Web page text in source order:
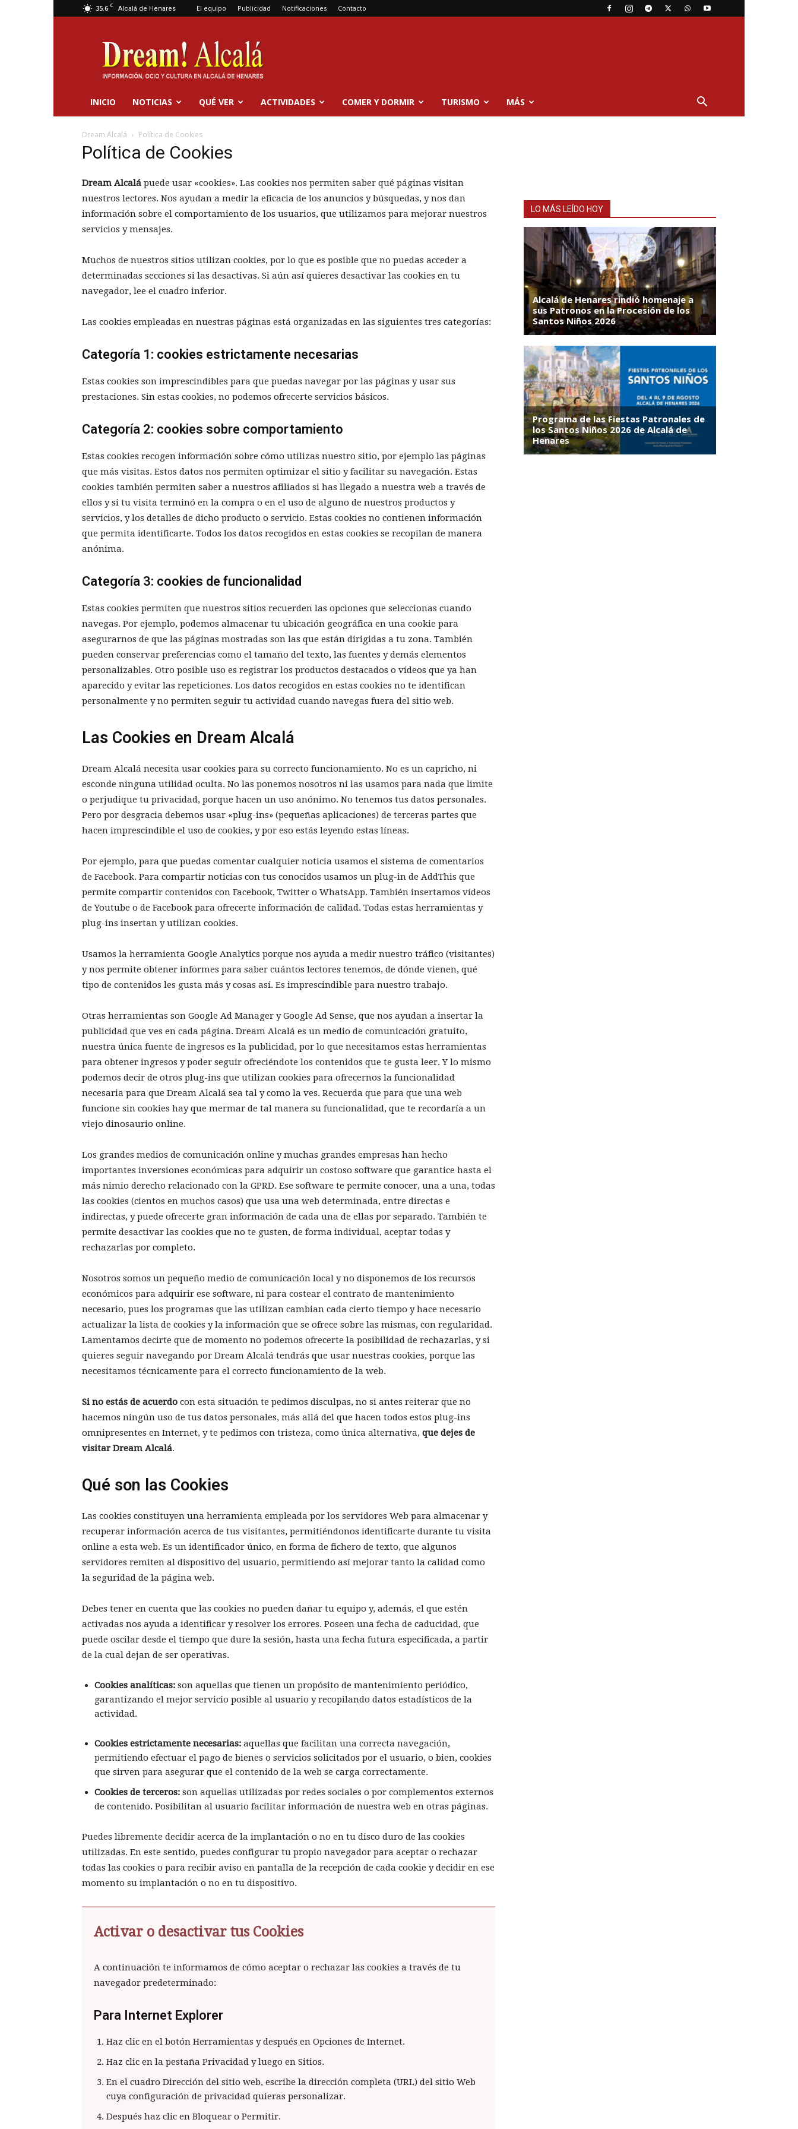
35.6 C Alcalá de Henares El equipo Publicidad Notificaciones Contacto
Dream
Alcalá
INICIO NOTICIAS QUÉ VER ACTIVIDADES COMER Y DORMIR TURISMO MÁS
Dream Alcalá Política de Cookies
Política de Cookies
Dream Alcalá puede usar «cookies». Las cookies nos permiten saber qué páginas visitan
nuestros lectores. Nos ayudan a medir la eficacia de los anuncios y búsquedas, y nos dan
información sobre el comportamiento de los usuarios, que utilizamos para mejorar nuestros
servicios y mensajes.
Muchos de nuestros sitios utilizan cookies, por lo que es posible que no puedas acceder a
determinadas secciones si las desactivas. Si aún así quieres desactivar las cookies en tu
navegador, lee el cuadro inferior.
Las cookies empleadas en nuestras páginas está organizadas en las siguientes tres categorías:
Categoría 1: cookies estrictamente necesarias
Estas cookies son imprescindibles para que puedas navegar por las páginas y usar sus
prestaciones. Sin estas cookies, no podemos ofrecerte servicios básicos.
Categoría 2: cookies sobre comportamiento
Estas cookies recogen información sobre cómo utilizas nuestro sitio, por ejemplo las páginas
que más visitas. Estos datos nos permiten optimizar el sitio y facilitar su navegación. Estas
cookies también permiten saber a nuestros afiliados si has llegado a nuestra web a través de
ellos y si tu visita terminó en la compra o en el uso de alguno de nuestros productos y
servicios, y los detalles de dicho producto o servicio. Estas cookies no contienen información
que permita identificarte. Todos los datos recogidos en estas cookies se recopilan de manera
anónima.
Categoría 3: cookies de funcionalidad
Estas cookies permiten que nuestros sitios recuerden las opciones que seleccionas cuando
navegas. Por ejemplo, podemos almacenar tu ubicación geográfica en una cookie para
asegurarnos de que las páginas mostradas son las que están dirigidas a tu zona. También
pueden conservar preferencias como el tamaño del texto, las fuentes y demás elementos
personalizables. Otro posible uso es registrar los productos destacados o vídeos que ya han
aparecido y evitar las repeticiones. Los datos recogidos en estas cookies no te identifican
personalmente y no permiten seguir tu actividad cuando navegas fuera del sitio web.
Las Cookies en Dream Alcalá
Dream Alcalá necesita usar cookies para su correcto funcionamiento. No es un capricho, ni
esconde ninguna utilidad oculta. No las ponemos nosotros ni las usamos para nada que limite
o perjudique tu privacidad, porque hacen un uso anónimo. No tenemos tus datos personales.
Pero por desgracia debemos usar «plug-ins» (pequeñas aplicaciones) de terceras partes que
hacen imprescindible el uso de cookies, y por eso estás leyendo estas líneas.
Por ejemplo, para que puedas comentar cualquier noticia usamos el sistema de comentarios
de Facebook. Para compartir noticias con tus conocidos usamos un plug-in de AddThis que
permite compartir contenidos con Facebook, Twitter o WhatsApp. También insertamos vídeos
de Youtube o de Facebook para ofrecerte información de calidad. Todas estas herramientas y
plug-ins insertan y utilizan cookies.
Usamos la herramienta Google Analytics porque nos ayuda a medir nuestro tráfico (visitantes)
y nos permite obtener informes para saber cuántos lectores tenemos, de dónde vienen, qué
tipo de contenidos les gusta más y cosas así. Es imprescindible para nuestro trabajo.
Otras herramientas son Google Ad Manager y Google Ad Sense, que nos ayudan a insertar la
publicidad que ves en cada página. Dream Alcalá es un medio de comunicación gratuito,
nuestra única fuente de ingresos es la publicidad, por lo que necesitamos estas herramientas
para obtener ingresos y poder seguir ofreciéndote los contenidos que te gusta leer. Y lo mismo
podemos decir de otros plug-ins que utilizan cookies para ofrecernos la funcionalidad
necesaria para que Dream Alcalá sea tal y como la ves. Recuerda que para que una web
funcione sin cookies hay que mermar de tal manera su funcionalidad, que te recordaría a un
viejo dinosaurio online.
Los grandes medios de comunicación online y muchas grandes empresas han hecho
importantes inversiones económicas para adquirir un costoso software que garantice hasta el
más nimio derecho relacionado con la GPRD. Ese software te permite conocer, una a una, todas
las cookies (cientos en muchos casos) que usa una web determinada, entre directas e
indirectas, y puede ofrecerte gran información de cada una de ellas por separado. También te
permite desactivar las cookies que no te gusten, de forma individual, aceptar todas y
rechazarlas por completo.
Nosotros somos un pequeño medio de comunicación local y no disponemos de los recursos
económicos para adquirir ese software, ni para costear el contrato de mantenimiento
necesario, pues los programas que las utilizan cambian cada cierto tiempo y hace necesario
actualizar la lista de cookies y la información que se ofrece sobre las mismas, con regularidad.
Lamentamos decirte que de momento no podemos ofrecerte la posibilidad de rechazarlas, y si
quieres seguir navegando por Dream Alcalá tendrás que usar nuestras cookies, porque las
necesitamos técnicamente para el correcto funcionamiento de la web.
Si no estás de acuerdo con esta situación te pedimos disculpas, no si antes reiterar que no
hacemos ningún uso de tus datos personales, más allá del que hacen todos estos plug-ins
omnipresentes en Internet, y te pedimos con tristeza, como única alternativa, que dejes de
visitar Dream Alcalá.
Qué son las Cookies
Las cookies constituyen una herramienta empleada por los servidores Web para almacenar y
recuperar información acerca de tus visitantes, permitiéndonos identificarte durante tu visita
online a esta web. Es un identificador único, en forma de fichero de texto, que algunos
servidores remiten al dispositivo del usuario, permitiendo así mejorar tanto la calidad como
la seguridad de la página web.
Debes tener en cuenta que las cookies no pueden dañar tu equipo y, además, el que estén
activadas nos ayuda a identificar y resolver los errores. Poseen una fecha de caducidad, que
puede oscilar desde el tiempo que dure la sesión, hasta una fecha futura especificada, a partir
de la cual dejan de ser operativas.
Cookies analíticas: son aquellas que tienen un propósito de mantenimiento periódico,
garantizando el mejor servicio posible al usuario y recopilando datos estadísticos de la
actividad.
Cookies estrictamente necesarias: aquellas que facilitan una correcta navegación,
permitiendo efectuar el pago de bienes o servicios solicitados por el usuario, o bien, cookies
que sirven para asegurar que el contenido de la web se carga correctamente.
Cookies de terceros: son aquellas utilizadas por redes sociales o por complementos externos
de contenido. Posibilitan al usuario facilitar información de nuestra web en otras páginas.
Puedes libremente decidir acerca de la implantación o no en tu disco duro de las cookies
utilizadas. En este sentido, puedes configurar tu propio navegador para aceptar o rechazar
todas las cookies o para recibir aviso en pantalla de la recepción de cada cookie y decidir en ese
momento su implantación o no en tu dispositivo.
Activar o desactivar tus Cookies
A continuación te informamos de cómo aceptar o rechazar las cookies a través de tu
navegador predeterminado:
Para Internet Explorer
Haz clic en el botón Herramientas y después en Opciones de Internet.
Haz clic en la pestaña Privacidad y luego en Sitios.
En el cuadro Dirección del sitio web, escribe la dirección completa (URL) del sitio Web
cuya configuración de privacidad quieras personalizar.
Después haz clic en Bloquear o Permitir.
LO MÁS LEÍDO HOY